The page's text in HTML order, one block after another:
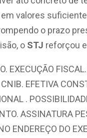
valores
o prazo
o STJ reforçou
EXECUÇÃO
EFETIVA
.
ASSINATURA
ENDEREÇO DO